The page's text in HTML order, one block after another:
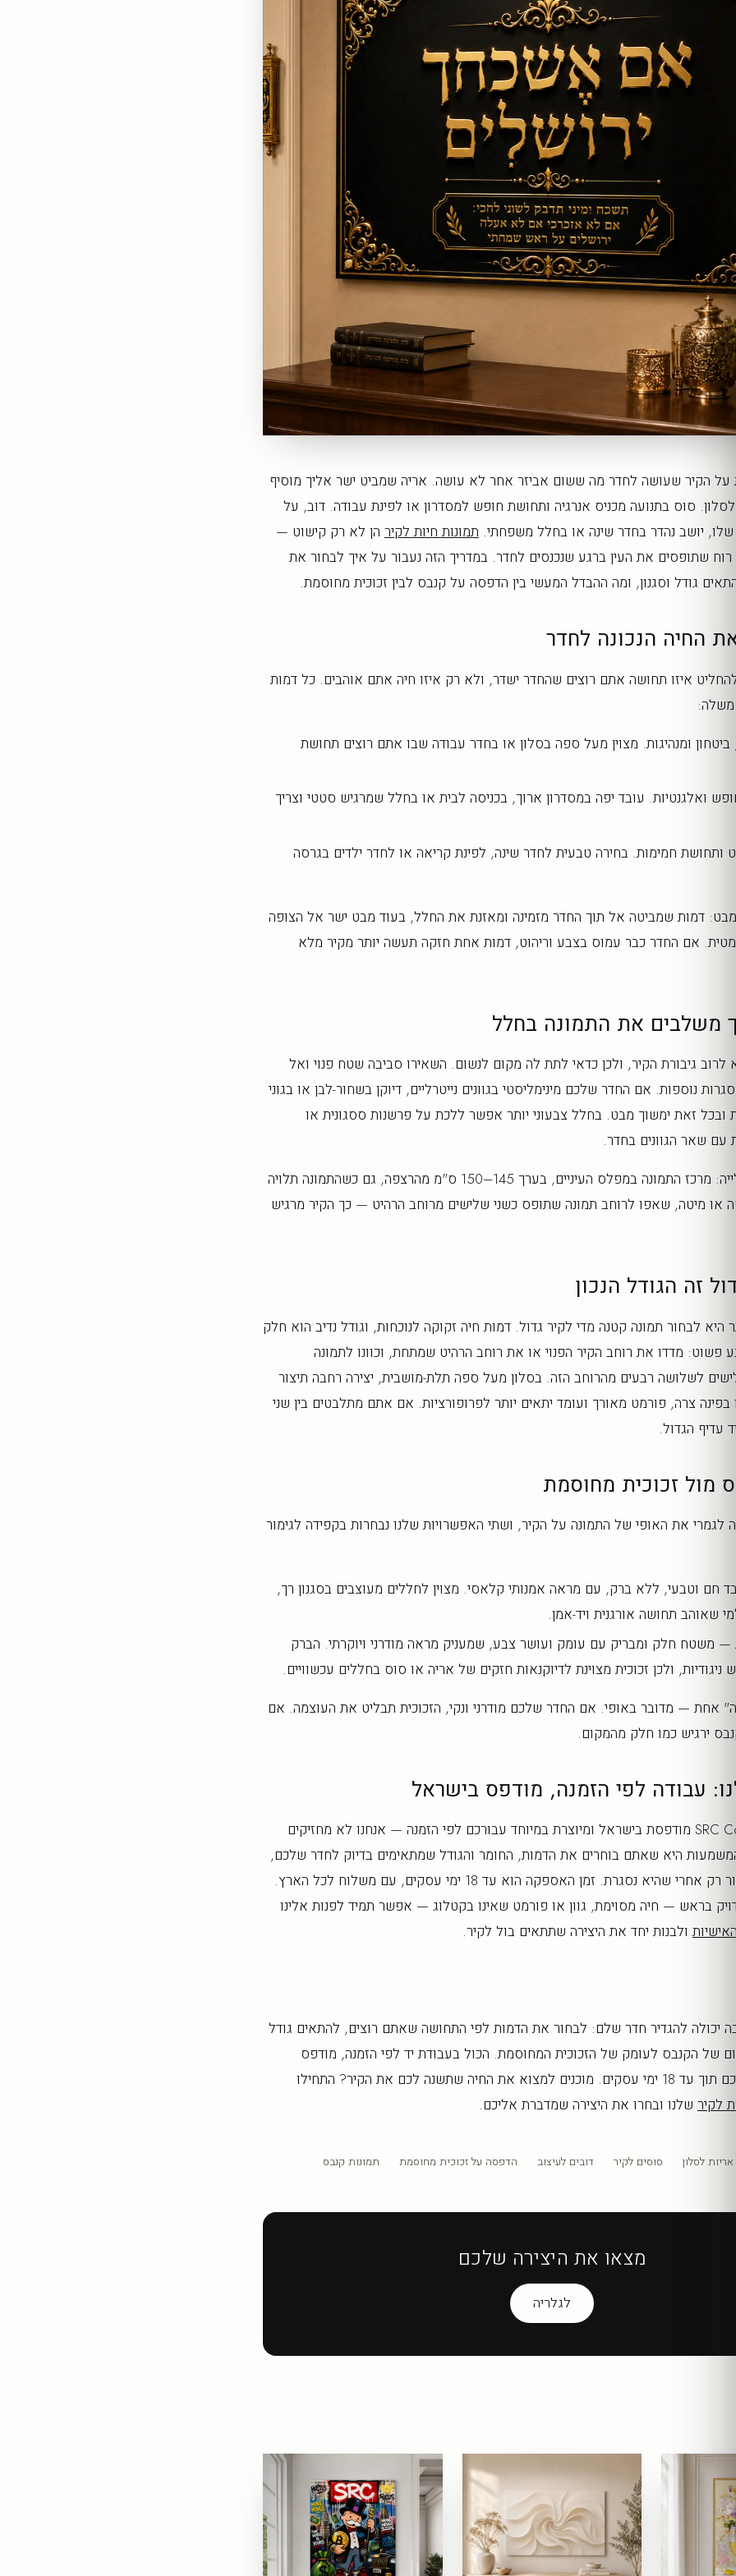
על הקיר שעושה לחדר מה ששום אביזר אחר לא עושה. אריה שמביט ישר אליך מוסיף
לסלון. סוס בתנועה מכניס אנרגיה ותחושת חופש למסדרון או לפינת עבודה. דוב, על
שלו, יושב נהדר בחדר שינה או בחלל משפחתי. תמונות חיות לקיר הן לא רק קישוט —
רוח שתופסים את העין ברגע שנכנסים לחדר. במדריך הזה נעבור על איך לבחור את
גודל וסגנון, ומה ההבדל המעשי בין הדפסה על קנבס לבין זכוכית מחוסמת.
את החיה הנכונה לחדר
איזו תחושה אתם רוצים שהחדר ישדר, ולא רק איזו חיה אתם אוהבים. כל דמות
משלה:
ומנהיגות. מצוין מעל ספה בסלון או בחדר עבודה שבו אתם רוצים תחושת
ואלגנטיות. עובד יפה במסדרון ארוך, בכניסה לבית או בחלל שמרגיש סטטי וצריך
ותחושת חמימות. בחירה טבעית לחדר שינה, לפינת קריאה או לחדר ילדים בגרסה
המבט: דמות שמביטה אל תוך החדר מזמינה ומאזנת את החלל, בעוד מבט ישר אל הצופה
אם החדר כבר עמוס בצבע וריהוט, דמות אחת חזקה תעשה יותר מקיר מלא
משלבים את התמונה בחלל
לרוב גיבורת הקיר, ולכן כדאי לתת לה מקום לנשום. השאירו סביבה שטח פנוי ואל
נוספות. אם החדר שלכם מינימליסטי בגוונים נייטרליים, דיוקן בשחור-לבן או בגוני
ובכל זאת ימשוך מבט. בחלל צבעוני יותר אפשר ללכת על פרשנות ססגונית או
עם שאר הגוונים בחדר.
שימו לב לגובה התלייה: מרכז התמונה במפלס העיניים, בערך 145–150 ס"מ מהרצפה, גם כשהתמונה תלויה
או מיטה, שאפו לרוחב תמונה שתופס כשני שלישים מרוחב הרהיט — כך הקיר מרגיש
זה הגודל הנכון
היא לבחור תמונה קטנה מדי לקיר גדול. דמות חיה זקוקה לנוכחות, וגודל נדיב הוא חלק
פשוט: מדדו את רוחב הקיר הפנוי או את רוחב הרהיט שמתחת, וכוונו לתמונה
לשלושה רבעים מהרוחב הזה. בסלון מעל ספה תלת-מושבית, יצירה רחבה תיצור
בפינה צרה, פורמט מאורך ועומד יתאים יותר לפרופורציות. אם אתם מתלבטים בין שני
עדיף הגדול.
מול זכוכית מחוסמת
לגמרי את האופי של התמונה על הקיר, ושתי האפשרויות שלנו נבחרות בקפידה לגימור
חם וטבעי, ללא ברק, עם מראה אמנותי קלאסי. מצוין לחללים מעוצבים בסגנון רך,
שאוהב תחושה אורגנית ויד-אמן.
— משטח חלק ומבריק עם עומק ועושר צבע, שמעניק מראה מודרני ויוקרתי. הברק
ניגודיות, ולכן זכוכית מצוינת לדיוקנאות חזקים של אריה או סוס בחללים עכשוויים.
אחת — מדובר באופי. אם החדר שלכם מודרני ונקי, הזכוכית תבליט את העוצמה. אם
ירגיש כמו חלק מהמקום.
עבודה לפי הזמנה, מודפס בישראל
כל יצירה ב-SRC Collection מודפסת בישראל ומיוצרת במיוחד עבורכם לפי הזמנה — אנחנו לא מחזיקים
המשמעות היא שאתם בוחרים את הדמות, החומר והגודל שמתאימים בדיוק לחדר שלכם,
וההזמנה יוצאת לייצור רק אחרי שהיא נסגרת. זמן האספקה הוא עד 18 ימי עסקים, עם משלוח לכל הארץ.
בראש — חיה מסוימת, גוון או פורמט שאינו בקטלוג — אפשר תמיד לפנות אלינו
ולבנות יחד את היצירה שתתאים בול לקיר.
יכולה להגדיר חדר שלם: לבחור את הדמות לפי התחושה שאתם רוצים, להתאים גודל
של הקנבס לעומק של הזכוכית המחוסמת. הכול בעבודת יד לפי הזמנה, מודפס
בישראל ונשלח אליכם תוך עד 18 ימי עסקים. מוכנים למצוא את החיה שתשנה לכם את הקיר? התחילו
לקיר שלנו ובחרו את היצירה שמדברת אליכם.
אריות לסלון סוסים לקיר דובים לעיצוב הדפסה על זכוכית מחוסמת תמונות קנבס
מצאו את היצירה שלכם
לגלריה